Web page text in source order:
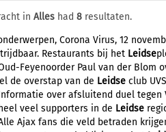
in Alles had 8 resultaten.
Corona Virus, 12
Restaurants bij het Leidse
Feyenoorder Paul van der Blom
de overstap van de Leidse club
over afsluitend duel tegen
veel supporters in de Leidse
Ajax fans die veld betraden